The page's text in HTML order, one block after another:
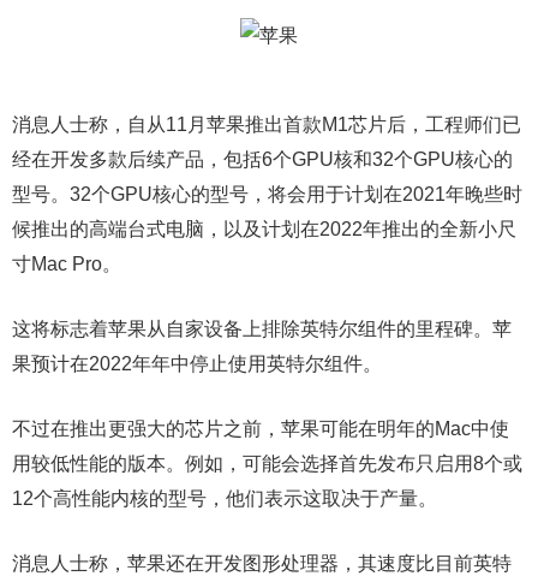
消息人士称，自从11月苹果推出首款M1芯片后，工程师们已
经在开发多款后续产品，包括6个GPU核和32个GPU核心的
型号。32个GPU核心的型号，将会用于计划在2021年晚些时
候推出的高端台式电脑，以及计划在2022年推出的全新小尺
寸Mac Pro。
这将标志着苹果从自家设备上排除英特尔组件的里程碑。苹
果预计在2022年年中停止使用英特尔组件。
不过在推出更强大的芯片之前，苹果可能在明年的Mac中使
用较低性能的版本。例如，可能会选择首先发布只启用8个或
12个高性能内核的型号，他们表示这取决于产量。
消息人士称，苹果还在开发图形处理器，其速度比目前英特